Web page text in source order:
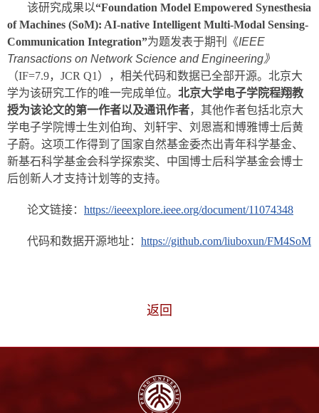
该研究成果以“Foundation Model Empowered Synesthesia
of Machines (SoM): AI-native Intelligent Multi-Modal Sensing-
Communication Integration”为题发表于期刊《IEEE
Transactions on Network Science and Engineering》
（IF=7.9，JCR Q1），相关代码和数据已全部开源。北京大
学为该研究工作的唯一完成单位。 北京大学电子学院程翔教
授为该论文的第一作者以及通讯作者，其他作者包括北京大
学电子学院博士生刘伯珣、刘轩宇、刘恩嵩和博雅博士后黄
子蔚。这项工作得到了国家自然基金委杰出青年科学基金、
新基石科学基金会科学探索奖、中国博士后科学基金会博士
后创新人才支持计划等的支持。
论文链接： https://ieeexplore.ieee.org/document/11074348
代码和数据开源地址： https://github.com/liuboxun/FM4SoM
返回